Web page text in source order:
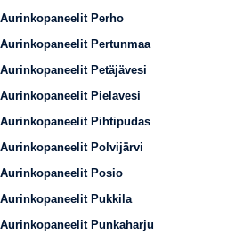
Aurinkopaneelit Perho
Aurinkopaneelit Pertunmaa
Aurinkopaneelit Petäjävesi
Aurinkopaneelit Pielavesi
Aurinkopaneelit Pihtipudas
Aurinkopaneelit Polvijärvi
Aurinkopaneelit Posio
Aurinkopaneelit Pukkila
Aurinkopaneelit Punkaharju